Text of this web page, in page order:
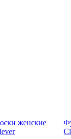
женские